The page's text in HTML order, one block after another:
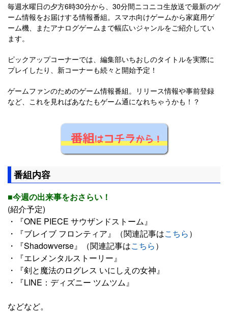
毎週水曜日の夕方6時30分から、30分間ニコニコ生放送で最新のゲ
ーム情報をお届けする情報番組。スマホ向けゲームから家庭用ゲ
ーム機、またアナログゲームまで幅広いジャンルをご紹介してい
ます。
ピックアップコーナーでは、編集部いちおしのタイトルを実際に
プレイしたり、新コーナーも続々と開始予定！
ゲームファンのためのゲーム情報番組。リリース情報や事前登録
など、これを見ればあなたもゲーム通になれちゃうかも！？
番組内容
■今週の出来事をおさらい！
(紹介予定)
・『ONE PIECE サウザンドストーム』
・『ブレイブ フロンティア』（関連記事はこちら）
・『Shadowverse』（関連記事はこちら）
・『エレメンタルストーリー』
・『剣と魔法のログレス いにしえの女神』
・『LINE：ディズニー ツムツム』
などなど。